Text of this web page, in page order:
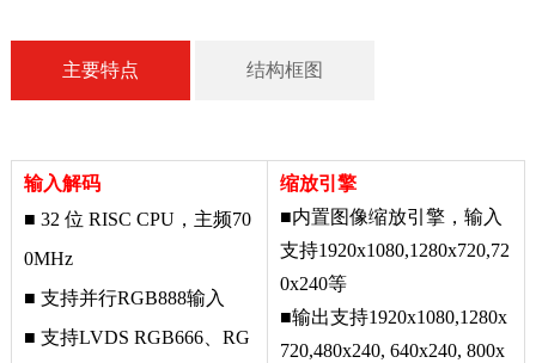
主要特点 结构框图
输入解码
■ 32 位 RISC CPU，主频70
0MHz
■ 支持并行RGB888输入
■ 支持LVDS RGB666、 RG
缩放引擎
■内置图像缩放引擎，输入
支持1920x1080,1280x720,72
0x240等
■输出支持1920x1080,1280x
720,480x240, 640x240, 800x